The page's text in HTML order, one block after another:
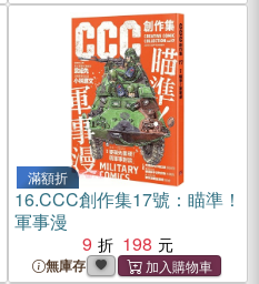
滿額折
16.CCC創作集17號：瞄準！
軍事漫
9
198
無庫存